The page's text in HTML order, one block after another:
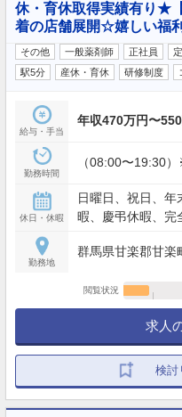
休・育休取得実績有り★
着の店舗展開☆嬉しい福
その他 一般薬剤師 正社員
駅5分
産休・育休 研修制度
給与・手当
年収470万円〜
勤務時間
（08:00〜19:30
休日・休暇
日曜日、祝日、
暇、慶弔休暇、完
勤務地
群馬県甘楽郡甘楽
閲覧状況
求人
検討